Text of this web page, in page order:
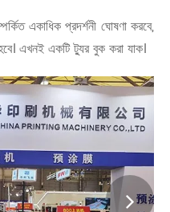
একাধিক প্রদর্শনী ঘোষণা করবে,
এখনই একটি ট্যুর বুক করা যাক।